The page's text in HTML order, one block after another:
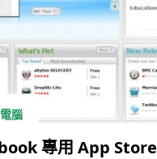
腦
專用 App Store